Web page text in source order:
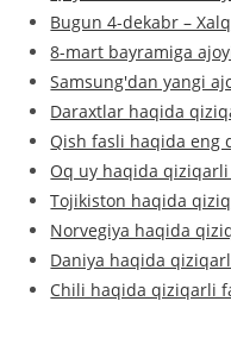
Bugun 4-dekabr –
8-mart bayramiga
Samsung'dan yangi
Daraxtlar haqida
Qish fasli haqida eng
Oq uy haqida
Tojikiston haqida
Norvegiya haqida
Daniya haqida
Chili haqida qiziqarli